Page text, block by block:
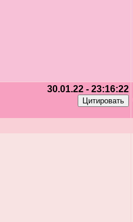
30.01.22 - 23:16:22